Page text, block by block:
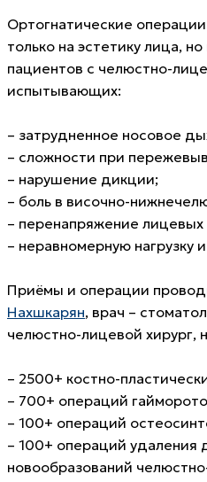
Ортогнатические
только на эстетику лица,
пациентов с челюстно-
испытывающих:
– затрудненное носовое
– сложности при
– нарушение дикции;
– боль в височно-
– перенапряжение
– неравномерную нагрузку
Приёмы и операции
Нахшкарян, врач –
челюстно-лицевой хирург,
– 2500+ костно-
– 700+ операций
– 100+ операций
– 100+ операций удаления
новообразований